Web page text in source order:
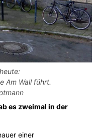
Am Wall führt.
es zweimal in der
einer